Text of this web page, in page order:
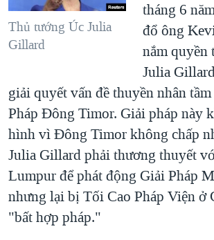
Thủ tướng Úc Julia
Gillard
tháng 6
đổ ông
nắm quyền
Julia
giải quyết vấn đề thuyền nhân
Pháp Đông Timor. Giải pháp này
hình vì Đông Timor không chấp
Julia Gillard phải thương thuyết
Lumpur để phát động Giải Pháp
nhưng lại bị Tối Cao Pháp Viện ở
"bất hợp pháp."